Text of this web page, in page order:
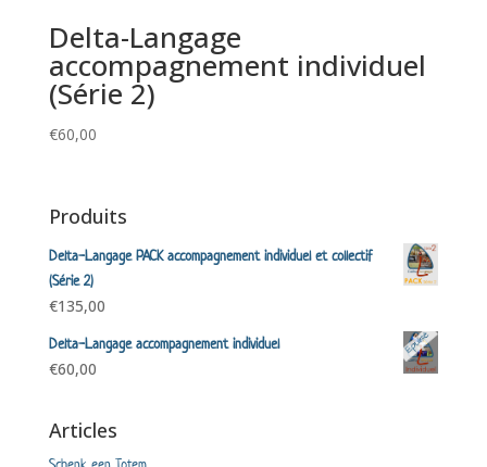
Delta-Langage
accompagnement individuel
(Série 2)
€60,00
Produits
Delta-Langage PACK accompagnement individuel et collectif
(Série 2)
€135,00
Delta-Langage accompagnement individuel
€60,00
Articles